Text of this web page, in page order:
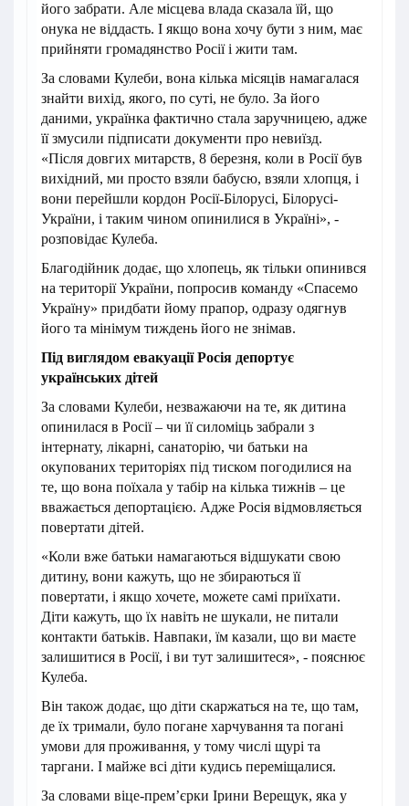
його забрати. Але місцева влада сказала їй, що
онука не віддасть. І якщо вона хочу бути з ним, має
прийняти громадянство Росії і жити там.
За словами Кулеби, вона кілька місяців намагалася
знайти вихід, якого, по суті, не було. За його
даними, українка фактично стала заручницею, адже
її змусили підписати документи про невиїзд.
«Після довгих митарств, 8 березня, коли в Росії був
вихідний, ми просто взяли бабусю, взяли хлопця, і
вони перейшли кордон Росії-Білорусі, Білорусі-
України, і таким чином опинилися в Україні», -
розповідає Кулеба.
Благодійник додає, що хлопець, як тільки опинився
на території України, попросив команду «Спасемо
Україну» придбати йому прапор, одразу одягнув
його та мінімум тиждень його не знімав.
Під виглядом евакуації Росія депортує
українських дітей
За словами Кулеби, незважаючи на те, як дитина
опинилася в Росії – чи її силоміць забрали з
інтернату, лікарні, санаторію, чи батьки на
окупованих територіях під тиском погодилися на
те, що вона поїхала у табір на кілька тижнів – це
вважається депортацією. Адже Росія відмовляється
повертати дітей.
«Коли вже батьки намагаються відшукати свою
дитину, вони кажуть, що не збираються її
повертати, і якщо хочете, можете самі приїхати.
Діти кажуть, що їх навіть не шукали, не питали
контакти батьків. Навпаки, їм казали, що ви маєте
залишитися в Росії, і ви тут залишитеся», - пояснює
Кулеба.
Він також додає, що діти скаржаться на те, що там,
де їх тримали, було погане харчування та погані
умови для проживання, у тому числі щурі та
таргани. І майже всі діти кудись переміщалися.
За словами віце-прем’єрки Ірини Верещук, яка у